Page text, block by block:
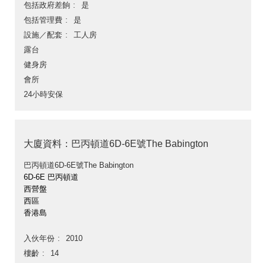
包括政府差餉
是
包括管理費
是
設施／配套
工人房
露台
健身房
會所
24小時安保
大廈資料：巴丙頓道6D-6E號The Babington
巴丙頓道6D-6E號The Babington
6D-6E 巴丙頓道
西營盤
西區
香港島
入伙年份
2010
樓齡
14